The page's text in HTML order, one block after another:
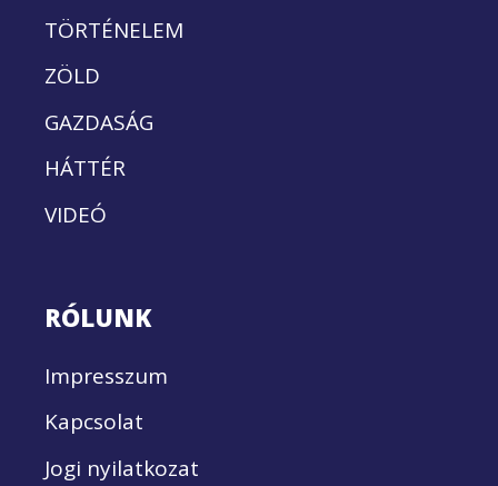
TÖRTÉNELEM
ZÖLD
GAZDASÁG
HÁTTÉR
VIDEÓ
RÓLUNK
Impresszum
Kapcsolat
Jogi nyilatkozat